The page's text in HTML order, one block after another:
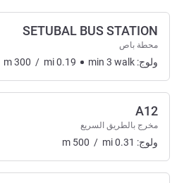
SETUBAL BUS STATION
محطة باص
ولوج: m300 / mi0.19 min 3 walk
A12
مخرج بالطريق السريع
ولوج: m 500 / mi0.31